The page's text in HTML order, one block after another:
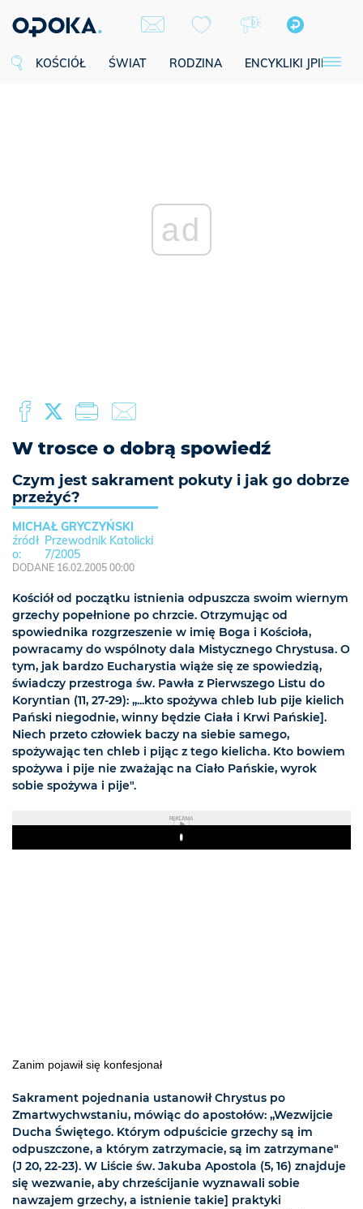
KOŚCIÓŁ ŚWIAT RODZINA ENCYKLIKI JPII
ad
W trosce o dobrą spowiedź
Czym jest sakrament pokuty i jak go dobrze
przeżyć?
MICHAŁ GRYCZYŃSKI
Przewodnik Katolicki
7/2005
DODANE 16.02.2005 00:00
Kościół od początku istnienia odpuszcza swoim wiernym
grzechy popełnione po chrzcie. Otrzymując od
spowiednika rozgrzeszenie w imię Boga i Kościoła,
powracamy do wspólnoty dala Mistycznego Chrystusa. O
tym, jak bardzo Eucharystia wiąże się ze spowiedzią,
świadczy przestroga św. Pawła z Pierwszego Listu do
Koryntian (11, 27-29): „...kto spożywa chleb lub pije kielich
Pański niegodnie, winny będzie Ciała i Krwi Pańskie].
Niech przeto człowiek baczy na siebie samego,
spożywając ten chleb i pijąc z tego kielicha. Kto bowiem
spożywa i pije nie zważając na Ciało Pańskie, wyrok
sobie spożywa i pije".
REKLAMA
Play
Zanim pojawił się konfesjonał
Sakrament pojednania ustanowił Chrystus po
Zmartwychwstaniu, mówiąc do apostołów: „Wezwijcie
Ducha Świętego. Którym odpuścicie grzechy są im
odpuszczone, a którym zatrzymacie, są im zatrzymane"
(J 20, 22-23). W Liście św. Jakuba Apostola (5, 16) znajduje
się wezwanie, aby chrześcijanie wyznawali sobie
nawzajem grzechy, a istnienie takie] praktyki